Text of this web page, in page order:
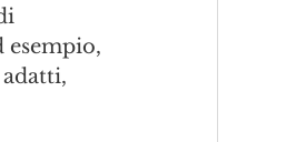
esempio,